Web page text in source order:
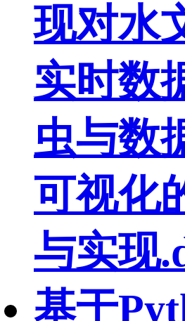
现对水
实时数
虫与数
可视化
与实现
基于